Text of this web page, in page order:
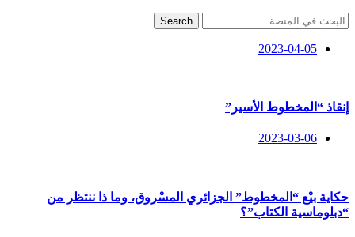
Search
2023-04-05
إنقاذ “المخطوط الأسير”
2023-03-06
حكاية بيْع “المخطوط” الجزائري المسْروق، وما ذا ننتظر من
“دبلوماسية الكتاب”؟